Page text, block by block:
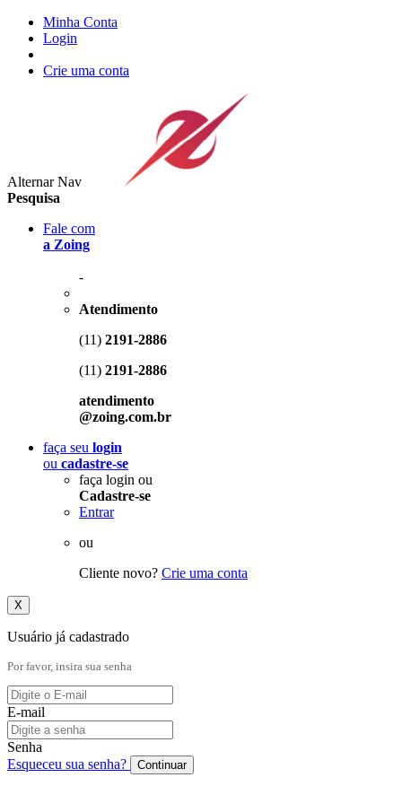
Minha Conta
Login
Crie uma conta
Alternar Nav
Pesquisa
Fale com
a Zoing
-
Atendimento
(11) 2191-2886
(11) 2191-2886
atendimento
@zoing.com.br
faça seu login
ou cadastre-se
faça login ou
Cadastre-se
Entrar
ou
Cliente novo? Crie uma conta
X
Usuário já cadastrado
Por favor, insira sua senha
E-mail
Senha
Esqueceu sua senha?
Continuar